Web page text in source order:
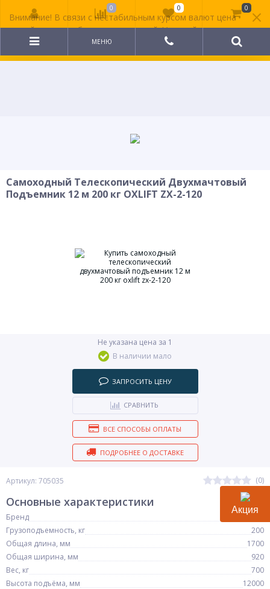
Внимание! В связи с нестабильным курсом валют цена
на сайте может быть неактуальной. Уточняйте
стоимость у менеджера.
МЕНЮ
Самоходный Телескопический Двухмачтовый
Подъемник 12 м 200 кг OXLIFT ZX-2-120
Артикул: 705035 (0)
Не указана цена за 1
В наличии мало
ЗАПРОСИТЬ ЦЕНУ
СРАВНИТЬ
ВСЕ СПОСОБЫ ОПЛАТЫ
ПОДРОБНЕЕ О ДОСТАВКЕ
Основные характеристики
Бренд
OXLIFT
Грузоподъемность, кг
200
Общая длина, мм
1700
Общая ширина, мм
920
Вес, кг
700
Высота подъёма, мм
12000
0 0 0
Акция